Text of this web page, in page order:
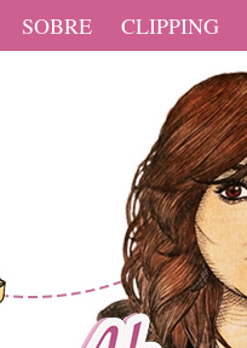
SOBRE CLIPPING